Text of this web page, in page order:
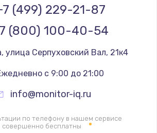
Заказать
цепей питания
жесткого диска
660 руб.
Заказать
(499) 229-21-87
(800) 100-40-54
, улица Серпуховский Вал, 21к4
с 9:00 до 21:00
info@monitor-iq.ru
по телефону в нашем сервисе
совершенно бесплатны